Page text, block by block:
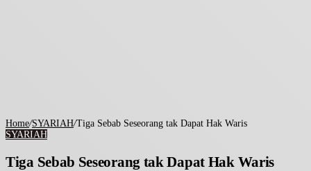
Home/SYARIAH/Tiga Sebab Seseorang tak Dapat Hak Waris
SYARIAH
Tiga Sebab Seseorang tak Dapat Hak Waris